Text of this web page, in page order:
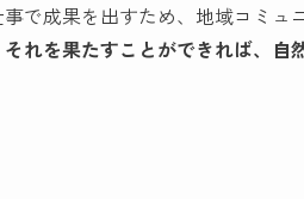
で成果を出すため、地域コミュ
れを果たすことができれば、自